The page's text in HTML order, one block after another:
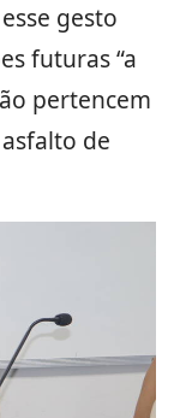
gesto
futuras “a
pertencem
de